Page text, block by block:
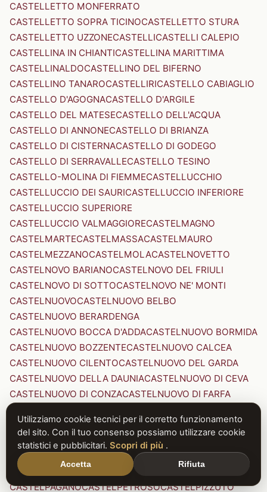
CASTELLETTO MONFERRATO
CASTELLETTO SOPRA TICINOCASTELLETTO STURA
CASTELLETTO UZZONECASTELLICASTELLI CALEPIO
CASTELLINA IN CHIANTICASTELLINA MARITTIMA
CASTELLINALDOCASTELLINO DEL BIFERNO
CASTELLINO TANAROCASTELLIRICASTELLO CABIAGLIO
CASTELLO D'AGOGNACASTELLO D'ARGILE
CASTELLO DEL MATESECASTELLO DELL'ACQUA
CASTELLO DI ANNONECASTELLO DI BRIANZA
CASTELLO DI CISTERNACASTELLO DI GODEGO
CASTELLO DI SERRAVALLECASTELLO TESINO
CASTELLO-MOLINA DI FIEMMECASTELLUCCHIO
CASTELLUCCIO DEI SAURICASTELLUCCIO INFERIORE
CASTELLUCCIO SUPERIORE
CASTELLUCCIO VALMAGGIORECASTELMAGNO
CASTELMARTECASTELMASSACASTELMAURO
CASTELMEZZANOCASTELMOLACASTELNOVETTO
CASTELNOVO BARIANOCASTELNOVO DEL FRIULI
CASTELNOVO DI SOTTOCASTELNOVO NE' MONTI
CASTELNUOVOCASTELNUOVO BELBO
CASTELNUOVO BERARDENGA
CASTELNUOVO BOCCA D'ADDACASTELNUOVO BORMIDA
CASTELNUOVO BOZZENTECASTELNUOVO CALCEA
CASTELNUOVO CILENTOCASTELNUOVO DEL GARDA
CASTELNUOVO DELLA DAUNIACASTELNUOVO DI CEVA
CASTELNUOVO DI CONZACASTELNUOVO DI FARFA
CASTELNUOVO DI PORTO CASTELNUOVO DON BOSCO
CASTELNUOVO MAGRACASTELNUOVO NIGRA
CASTELNUOVO PARANOCASTELNUOVO RANGONE
CASTELNUOVO SCRIVIA
CASTELNUOVO VAL DI CECINA
CASTELPAGANOCASTELPETROSOCASTELPIZZUTO
Utilizziamo cookie tecnici per il corretto funzionamento
del sito. Con il tuo consenso possiamo utilizzare cookie
statistici e pubblicitari. Scopri di più .
Accetta Rifiuta